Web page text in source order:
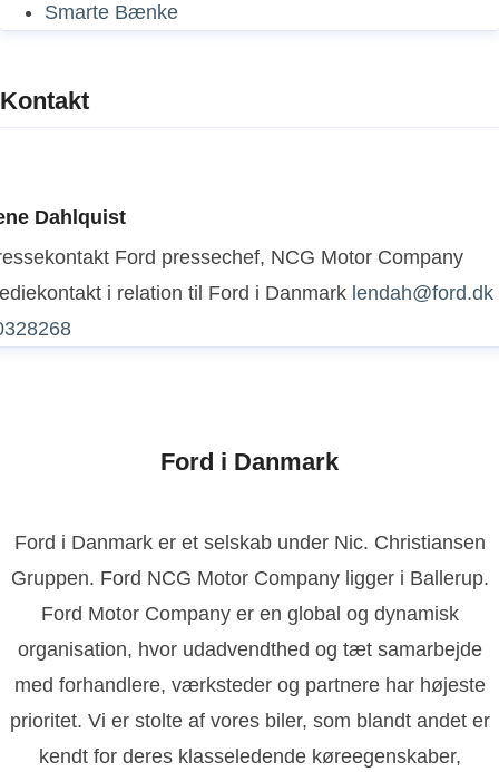
Smarte Bænke
Kontakt
Dahlquist
Ford pressechef, NCG Motor Company
i relation til Ford i Danmark lendah@ford.dk
Ford i Danmark
Ford i Danmark er et selskab under Nic. Christiansen
Gruppen. Ford NCG Motor Company ligger i Ballerup.
Ford Motor Company er en global og dynamisk
organisation, hvor udadvendthed og tæt samarbejde
med forhandlere, værksteder og partnere har højeste
prioritet. Vi er stolte af vores biler, som blandt andet er
kendt for deres klasseledende køreegenskaber,